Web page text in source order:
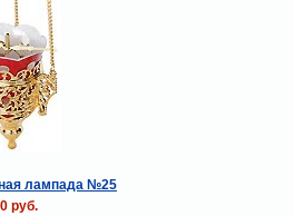
лампада №25
руб.